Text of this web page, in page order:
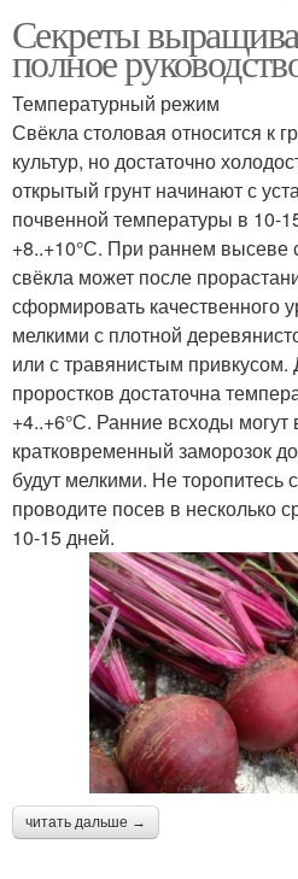
Секреты
полное
Температурный режим
Свёкла столовая относится к
культур, но достаточно
открытый грунт начинают с
почвенной температуры в 10-
+8..+10°С. При раннем высеве
свёкла может после
сформировать качественного
мелкими с плотной
или с травянистым
проростков достаточна
+4..+6°С. Ранние всходы
кратковременный заморозок
будут мелкими. Не торопитесь
проводите посев в несколько
10-15 дней.
читать дальше →